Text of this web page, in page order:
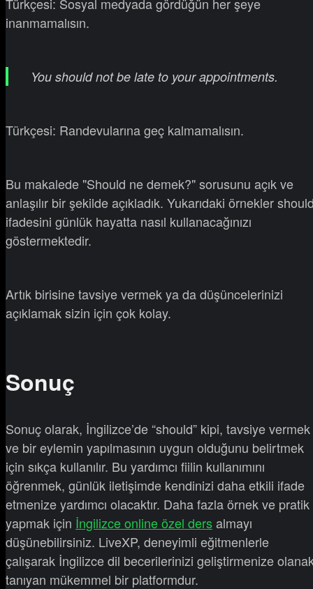
inanmamalısın.
You should not be late to your appointments.
Türkçesi: Randevularına geç kalmamalısın.
Bu makalede "Should ne demek?" sorusunu açık ve
anlaşılır bir şekilde açıkladık. Yukarıdaki örnekler
ifadesini günlük hayatta nasıl kullanacağınızı
göstermektedir.
Artık birisine tavsiye vermek ya da düşüncelerinizi
açıklamak sizin için çok kolay.
Sonuç
Sonuç olarak, İngilizce’de “should” kipi, tavsiye vermek
ve bir eylemin yapılmasının uygun olduğunu belirtmek
için sıkça kullanılır. Bu yardımcı fiilin kullanımını
öğrenmek, günlük iletişimde kendinizi daha etkili ifade
etmenize yardımcı olacaktır. Daha fazla örnek ve pratik
yapmak için İngilizce online özel dersalmayı
düşünebilirsiniz. LiveXP, deneyimli eğitmenlerle
çalışarak İngilizce dil becerilerinizi geliştirmenize
tanıyan mükemmel bir platformdur.